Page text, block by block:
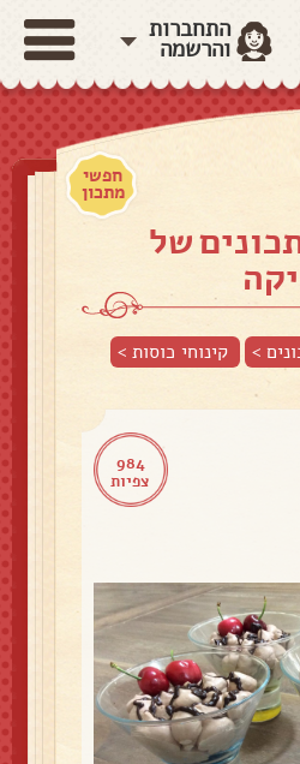
התחברות
והרשמה
חפשי
מתכון
של
> קינוחי כוסות>
984
צפיות